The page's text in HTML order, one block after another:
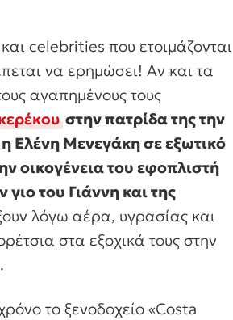
celebrities που ετοιμάζονται
να ερημώσει! Αν και τα
αγαπημένους τους
στην πατρίδα της την
Ελένη Μενεγάκη σε εξωτικό
οικογένεια του εφοπλιστή
του Γιάννη και της
λόγω αέρα, υγρασίας και
στα εξοχικά τους στην
το ξενοδοχείο «Costa